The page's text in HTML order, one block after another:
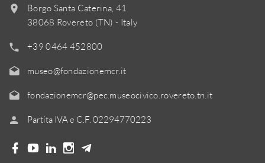
Borgo Santa Caterina, 41
38068 Rovereto (TN) - Italy
+39 0464 452800
museo@fondazionemcr.it
fondazionemcr@pec.museocivico.rovereto.tn.it
Partita IVA e C.F. 02294770223